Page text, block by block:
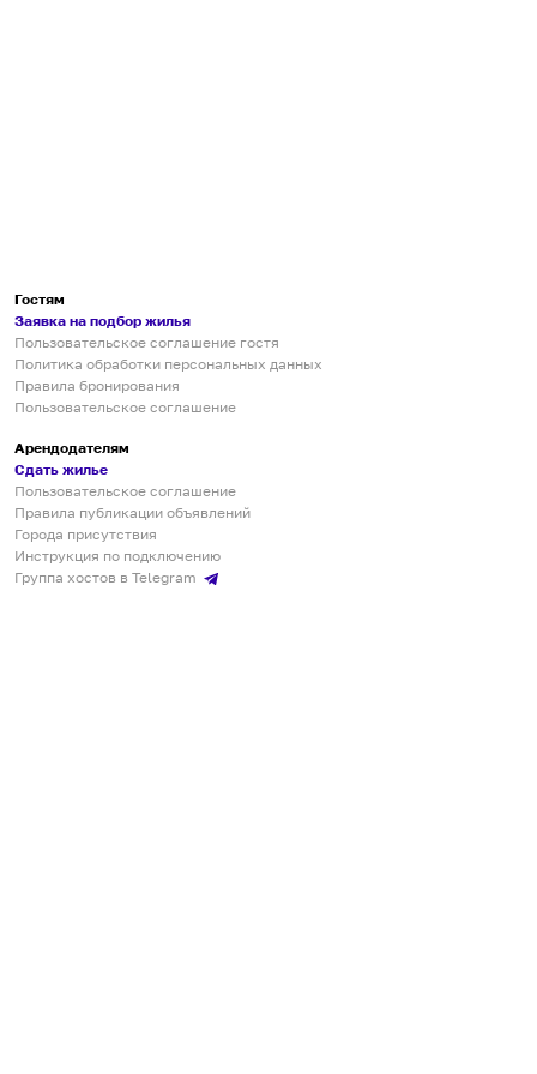
Гостям
Заявка на подбор жилья
Пользовательское соглашение гостя
Политика обработки персональных данных
Правила бронирования
Пользовательское соглашение
Арендодателям
Сдать жилье
Пользовательское соглашение
Правила публикации объявлений
Города присутствия
Инструкция по подключению
Группа хостов в Telegram